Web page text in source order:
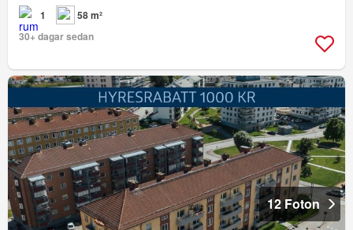
1
58 m²
30+ dagar sedan
12 Foton